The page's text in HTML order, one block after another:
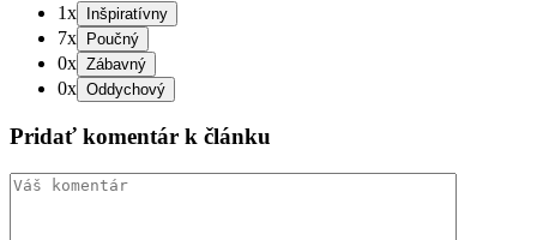
1x
7x
0x
0x
Pridať komentár k článku